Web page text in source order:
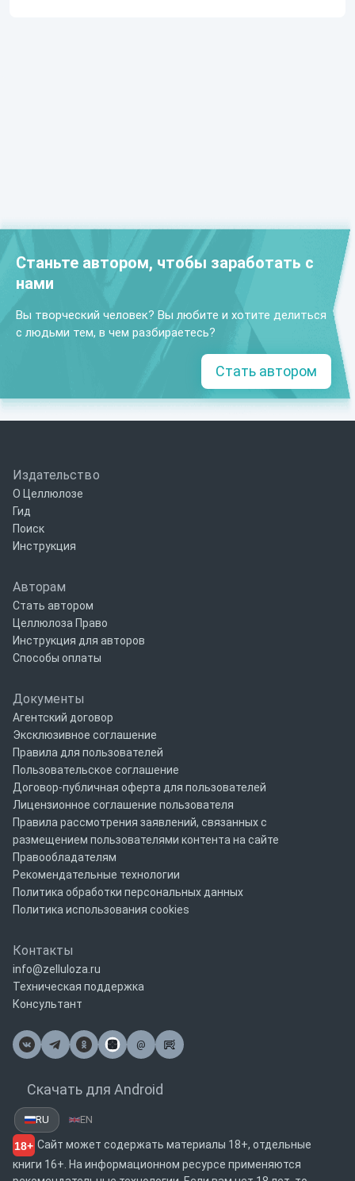
Станьте автором, чтобы заработать с
нами
Вы творческий человек? Вы любите и хотите делиться
с людьми тем, в чем разбираетесь?
Стать автором
Издательство
О Целлюлозе
Гид
Поиск
Инструкция
Авторам
Стать автором
Целлюлоза Право
Инструкция для авторов
Способы оплаты
Документы
Агентский договор
Эксклюзивное соглашение
Правила для пользователей
Пользовательское соглашение
Договор-публичная оферта для пользователей
Лицензионное соглашение пользователя
Правила рассмотрения заявлений, связанных с
размещением пользователями контента на сайте
Правообладателям
Рекомендательные технологии
Политика обработки персональных данных
Политика использования cookies
Контакты
info@zelluloza.ru
Техническая поддержка
Консультант
@
Почта
Скачать для Android
RU EN
18+ Сайт может содержать материалы 18+, отдельные
книги 16+. На информационном ресурсе применяются